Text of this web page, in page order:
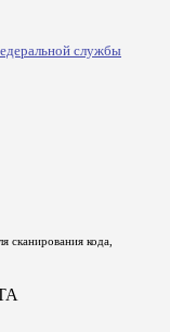
службы
сканирования кода,